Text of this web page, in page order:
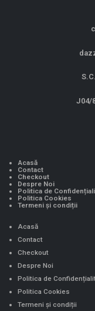
J04/
Acasă
Contact
Checkout
Despre Noi
Politica de
Politica Cookies
Termeni și condiții
Acasă
Contact
Checkout
Despre Noi
Politica de
Politica Cookies
Termeni și condiții